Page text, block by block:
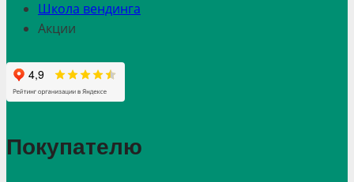
Школа вендинга
Акции
Покупателю